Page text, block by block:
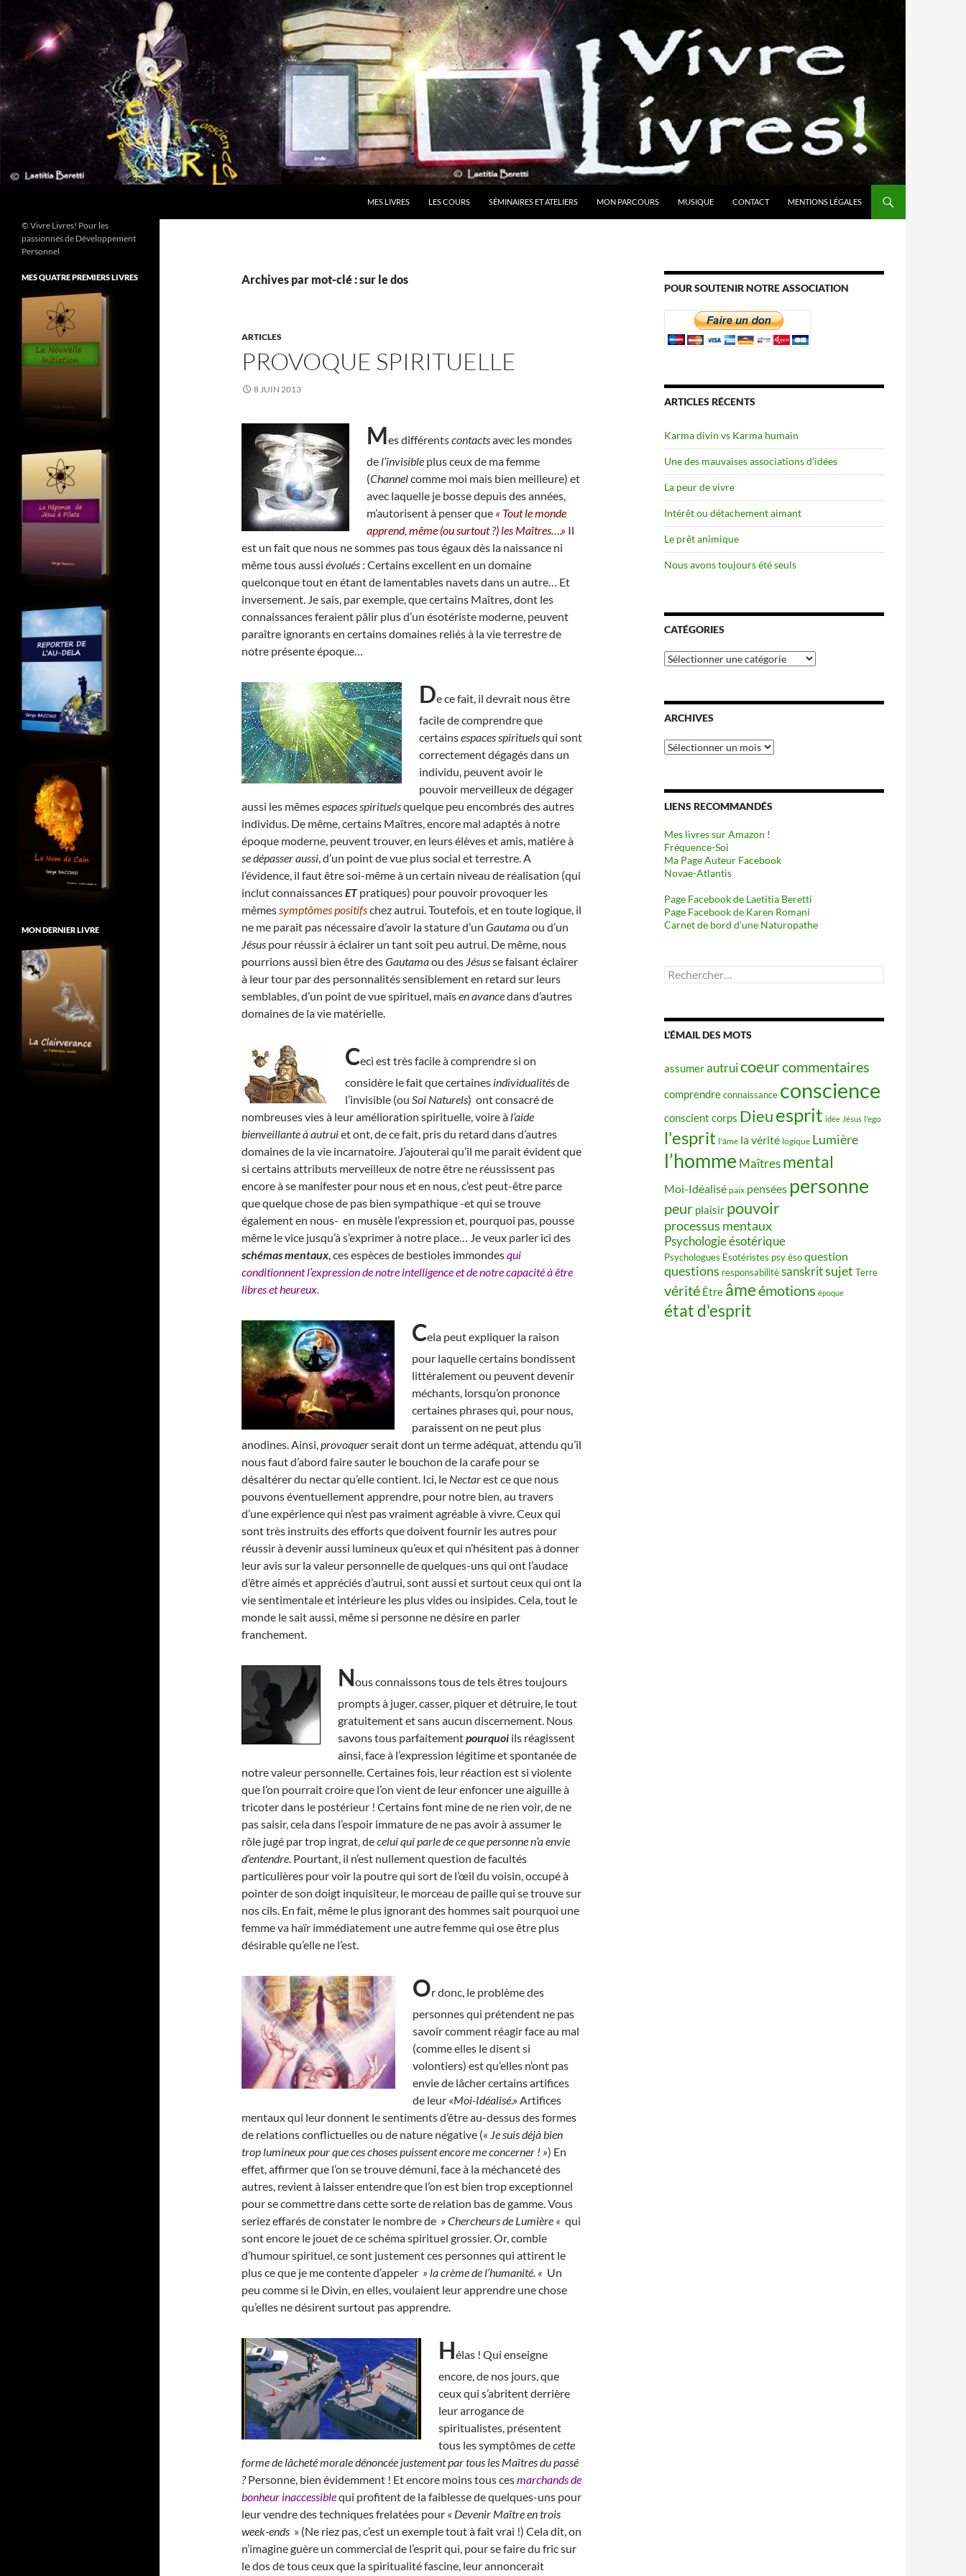
contenu
MES LIVRES LES COURS SÉMINAIRES ET ATELIERS MON PARCOURS MUSIQUE CONTACT MENTIONS LÉGALES
Archives par mot-clé : sur le dos
ARTICLES
PROVOQUE SPIRITUELLE
8 JUIN 2013
Mes différentscontactsavec les mondes
de l’invisible plus ceux de ma femme
(Channelcomme moi mais bien meilleure) et
avec laquelle je bosse depuis des années,
m’autorisent à penser que « Tout le monde
apprend, même (ou surtout ?) les Maîtres….» Il
est un fait que nous ne sommes pas tous égaux dès la naissance ni
même tous aussi évolués : Certains excellent en un domaine
quelconque tout en étant de lamentables navets dans un autre… Et
inversement. Je sais, par exemple, que certains Maîtres, dont les
connaissances feraient pâlir plus d’un ésotériste moderne, peuvent
paraître ignorants en certains domaines reliés à la vie terrestre de
notre présente époque…
De ce fait, il devrait nous être
facile de comprendre que
certainsespaces spirituelsqui sont
correctement dégagés dans un
individu, peuvent avoir le
pouvoir merveilleux de dégager
aussi les mêmesespaces spirituelsquelque peu encombrés des autres
individus. De même, certains Maîtres, encore mal adaptés à notre
époque moderne, peuvent trouver, en leurs élèves et amis, matière à
se dépasser aussi, d’un point de vue plus social et terrestre. A
l’évidence, il faut être soi-même à un certain niveau de réalisation (qui
inclut connaissancesETpratiques) pour pouvoir provoquer les
mêmessymptômes positifschez autrui. Toutefois, et en toute logique, il
ne me parait pas nécessaire d’avoir la stature d’un Gautamaou d’un
Jésus pour réussir à éclairer un tant soit peu autrui. De même, nous
pourrions aussi bien être desGautamaou des Jésusse faisant éclairer
à leur tour par des personnalités sensiblement en retard sur leurs
semblables, d’un point de vue spirituel, maisen avancedans d’autres
domaines de la vie matérielle.
Ceci est très facile à comprendre si on
considère le fait que certaines individualitésde
l’invisible (ou Soi Naturels) ont consacré de
nombreuses vies à leur amélioration spirituelle, voire à l’aide
bienveillante à autruiet ont, de ce fait, pris du retard dans d’autres
domaines de la vie incarnatoire. J’ajouterai qu’il me parait évident que
si certains attributs merveilleux de notre être ne réussissent pas
encore à se manifester pour nous et en nous, c’est peut-être parce
que quelque chose de pas bien sympathique -et qui se trouve
également en nous- en musèle l’expression et, pourquoi pas, pousse
même le vice jusqu’à s’exprimer à notre place… Je veux parler ici des
schémas mentaux, ces espèces de bestioles immondesqui
conditionnent l’expression de notre intelligence et de notre capacité à être
libres et heureux.
Cela peut expliquer la raison
pour laquelle certains bondissent
littéralement ou peuvent devenir
méchants, lorsqu’on prononce
certaines phrases qui, pour nous,
paraissent on ne peut plus
anodines. Ainsi,provoquerserait dont un terme adéquat, attendu qu’il
nous faut d’abord faire sauter le bouchon de la carafe pour se
désaltérer du nectar qu’elle contient. Ici, le Nectarest ce que nous
pouvons éventuellement apprendre, pour notre bien, au travers
d’une expérience qui n’est pas vraiment agréable à vivre. Ceux qui
sont très instruits des efforts que doivent fournir les autres pour
réussir à devenir aussi lumineux qu’eux et qui n’hésitent pas à donner
leur avis sur la valeur personnelle de quelques-uns qui ont l’audace
d’être aimés et appréciés d’autrui, sont aussi et surtout ceux qui ont la
vie sentimentale et intérieure les plus vides ou insipides. Cela, tout le
monde le sait aussi, même si personne ne désire en parler
franchement.
Nous connaissons tous de tels êtres toujours
prompts à juger, casser, piquer et détruire, le tout
gratuitement et sans aucun discernement. Nous
savons tous parfaitementpourquoi ils réagissent
ainsi, face à l’expression légitime et spontanée de
notre valeur personnelle. Certaines fois, leur réaction est si violente
que l’on pourrait croire que l’on vient de leur enfoncer une aiguille à
tricoter dans le postérieur ! Certains font mine de ne rien voir, de ne
pas saisir, cela dans l’espoir immature de ne pas avoir à assumer le
rôle jugé par trop ingrat, decelui qui parle de ce que personne n’a envie
d’entendre. Pourtant, il n’est nullement question de facultés
particulières pour voir la poutre qui sort de l’œil du voisin, occupé à
pointer de son doigt inquisiteur, le morceau de paille qui se trouve sur
nos cils. En fait, même le plus ignorant des hommes sait pourquoi une
femme va haïr immédiatement une autre femme qui ose être plus
désirable qu’elle ne l’est.
Or donc, le problème des
personnes qui prétendent ne pas
savoir comment réagir face au mal
(comme elles le disent si
volontiers) est qu’elles n’ont pas
envie de lâcher certains artifices
de leur «Moi-Idéalisé.» Artifices
mentaux qui leur donnent le sentiments d’être au-dessus des formes
de relations conflictuelles ou de nature négative (« Je suis déjà bien
trop lumineux pour que ces choses puissent encore me concerner ! ») En
effet, affirmer que l’on se trouve démuni, face à la méchanceté des
autres, revient à laisser entendre que l’on est bien trop exceptionnel
pour se commettre dans cette sorte de relation bas de gamme. Vous
seriez effarés de constater le nombre de » Chercheurs de Lumière « qui
sont encore le jouet de ce schéma spirituel grossier. Or, comble
d’humour spirituel, ce sont justement ces personnes qui attirent le
plus ce que je me contente d’appeler » la crème de l’humanité. « Un
peu comme si le Divin, en elles, voulaient leur apprendre une chose
qu’elles ne désirent surtout pas apprendre.
Hélas ! Qui enseigne
encore, de nos jours, que
ceux qui s’abritent derrière
leur arrogance de
spiritualistes, présentent
tous les symptômes decette
forme de lâcheté morale dénoncée justement par tous les Maîtres du passé
?Personne, bien évidemment ! Et encore moins tous cesmarchands de
bonheur inaccessiblequi profitent de la faiblesse de quelques-uns pour
leur vendre des techniques frelatées pour « Devenir Maître en trois
week-ends » (Ne riez pas, c’est un exemple tout à fait vrai !) Cela dit, on
n’imagine guère un commercial de l’esprit qui, pour se faire du fric sur
le dos de tous ceux que la spiritualité fascine, leur annoncerait
POUR SOUTENIR NOTRE ASSOCIATION
ARTICLES RÉCENTS
Karma divin vs Karma humain
Une des mauvaises associations d’idées
La peur de vivre
Intérêt ou détachement aimant
Le prêt animique
Nous avons toujours été seuls
CATÉGORIES
Catégories
ARCHIVES
Archives
LIENS RECOMMANDÉS
Mes livres sur Amazon !
Fréquence-Soi
Ma Page Auteur Facebook
Novae-Atlantis
Page Facebook de Laetitia Beretti
Page Facebook de Karen Romani
Carnet de bord d’une Naturopathe
Rechercher :
L’ÉMAIL DES MOTS
assumerautruicoeurcommentaires
comprendreconnaissance conscience
conscient corps Dieuesprit idée Jésus l'ego
l'esprit l'âme la vérité logique Lumière
l’homme Maîtres mental
Moi-Idéalisé paix pensées personne
peur plaisir pouvoir
processus mentaux
Psychologie ésotérique
Psychologues Esotéristes psy ésoquestion
questions responsabilitésanskritsujet Terre
vérité Être âmeémotions époque
état d'esprit
© Vivre Livres! Pour les
passionnés de Développement
Personnel
MES QUATRE PREMIERS LIVRES
MON DERNIER LIVRE